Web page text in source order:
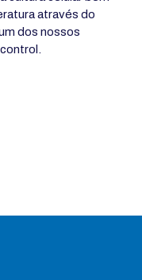
através do
dos nossos